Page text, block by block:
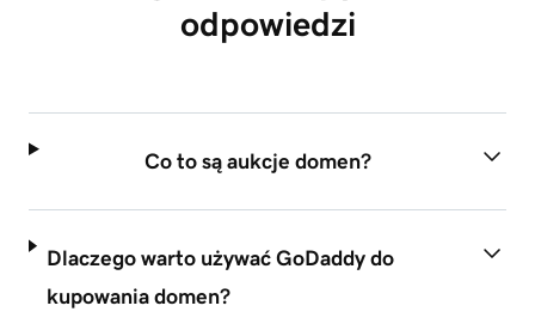
odpowiedzi
Co to są aukcje domen?
Dlaczego warto używać GoDaddy do
kupowania domen?